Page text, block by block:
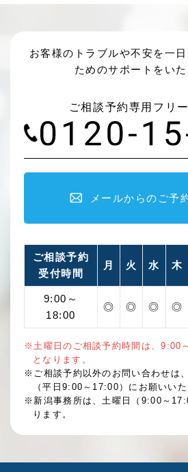
お客様のトラブルや不安を一
ためのサポートをいた
ご相談予約専用フリ
メールからのご予
ご相談予約
受付時間
月 火 水 木
9:00～
18:00
◎ ◎ ◎ ◎
※土曜日のご相談予約時間は、9:00
となります。
※ご相談予約以外のお問い合わせは
（平日9:00～17:00）にお願いいた
※新潟事務所は、土曜日（9:00～
ります。